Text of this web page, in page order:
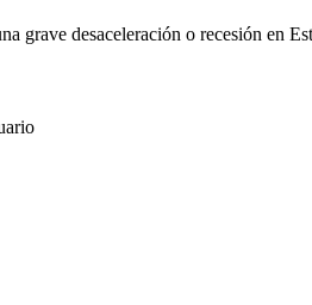
grave desaceleración o recesión en